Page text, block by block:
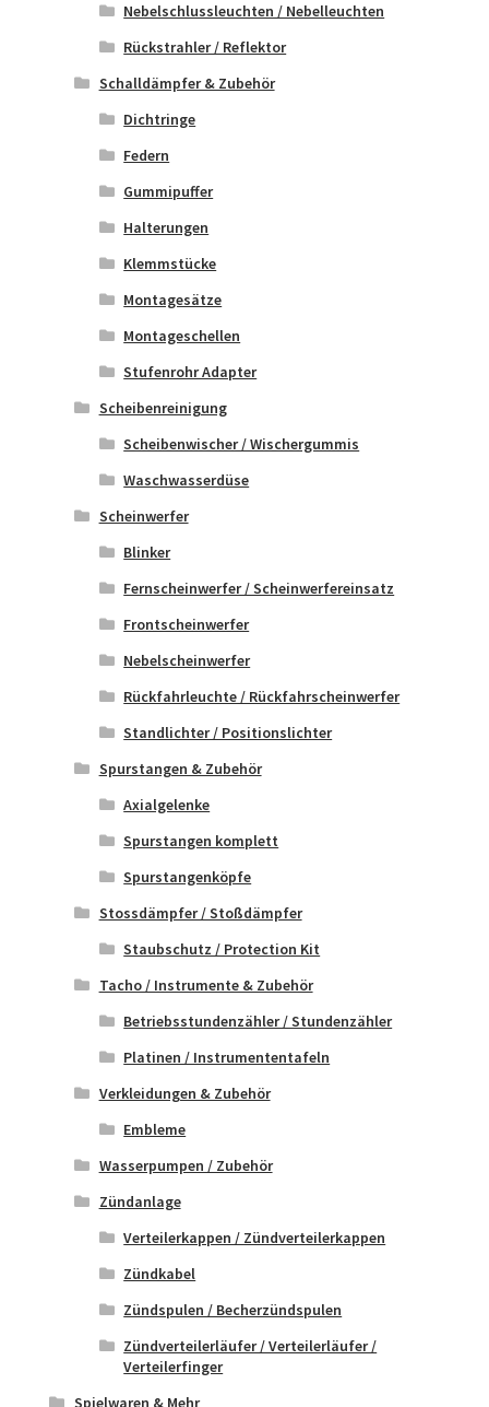
Nebelschlussleuchten / Nebelleuchten
Rückstrahler / Reflektor
Schalldämpfer & Zubehör
Dichtringe
Federn
Gummipuffer
Halterungen
Klemmstücke
Montagesätze
Montageschellen
Stufenrohr Adapter
Scheibenreinigung
Scheibenwischer / Wischergummis
Waschwasserdüse
Scheinwerfer
Blinker
Fernscheinwerfer / Scheinwerfereinsatz
Frontscheinwerfer
Nebelscheinwerfer
Rückfahrleuchte / Rückfahrscheinwerfer
Standlichter / Positionslichter
Spurstangen & Zubehör
Axialgelenke
Spurstangen komplett
Spurstangenköpfe
Stossdämpfer / Stoßdämpfer
Staubschutz / Protection Kit
Tacho / Instrumente & Zubehör
Betriebsstundenzähler / Stundenzähler
Platinen / Instrumententafeln
Verkleidungen & Zubehör
Embleme
Wasserpumpen / Zubehör
Zündanlage
Verteilerkappen / Zündverteilerkappen
Zündkabel
Zündspulen / Becherzündspulen
Zündverteilerläufer / Verteilerläufer /
Verteilerfinger